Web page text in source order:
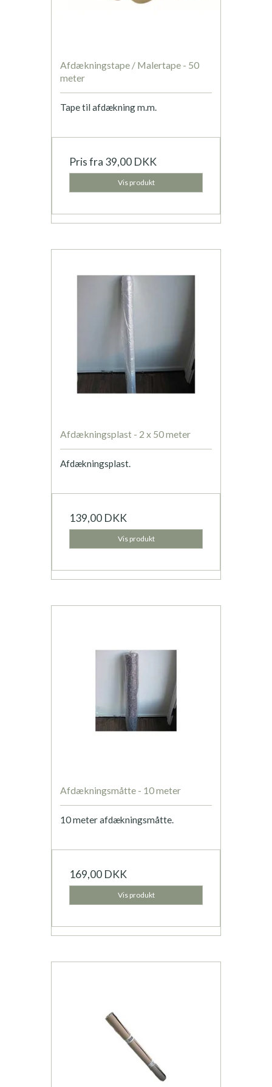
Afdækningstape / Malertape - 50
meter
Tape til afdækning m.m.
Pris fra 39,00 DKK
Vis produkt
Afdækningsplast - 2 x 50 meter
Afdækningsplast.
139,00 DKK
Vis produkt
Afdækningsmåtte - 10 meter
10 meter afdækningsmåtte.
169,00 DKK
Vis produkt